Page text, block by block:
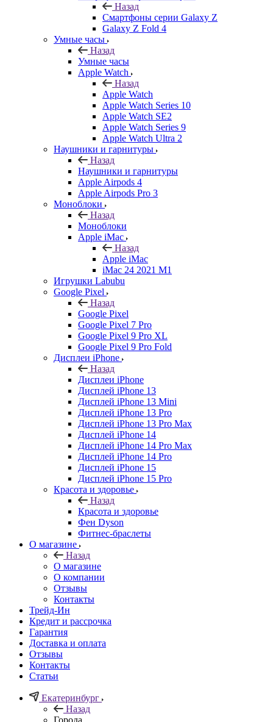
Назад
Смартфоны серии Galaxy Z
Galaxy Z Fold 4
Умные часы
Назад
Умные часы
Apple Watch
Назад
Apple Watch
Apple Watch Series 10
Apple Watch SE2
Apple Watch Series 9
Apple Watch Ultra 2
Наушники и гарнитуры
Назад
Наушники и гарнитуры
Apple Airpods 4
Apple Airpods Pro 3
Моноблоки
Назад
Моноблоки
Apple iMac
Назад
Apple iMac
iMac 24 2021 M1
Игрушки Labubu
Google Pixel
Назад
Google Pixel
Google Pixel 7 Pro
Google Pixel 9 Pro XL
Google Pixel 9 Pro Fold
Дисплеи iPhone
Назад
Дисплеи iPhone
Дисплей iPhone 13
Дисплей iPhone 13 Mini
Дисплей iPhone 13 Pro
Дисплей iPhone 13 Pro Max
Дисплей iPhone 14
Дисплей iPhone 14 Pro Max
Дисплей iPhone 14 Pro
Дисплей iPhone 15
Дисплей iPhone 15 Pro
Красота и здоровье
Назад
Красота и здоровье
Фен Dyson
Фитнес-браслеты
О магазине
Назад
О магазине
О компании
Отзывы
Контакты
Трейд-Ин
Кредит и рассрочка
Гарантия
Доставка и оплата
Отзывы
Контакты
Статьи
Екатеринбург
Назад
Города